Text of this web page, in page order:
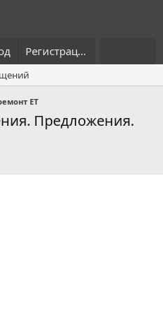
нового? Регистрация
ET
Предложения.